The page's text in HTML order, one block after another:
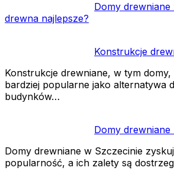
Domy
drewna najlepsze?
Konstrukcje
Konstrukcje drewniane, w tym domy,
bardziej popularne jako alternatywa
budynków…
Domy drewniane
Domy drewniane w Szczecinie
popularność, a ich zalety są